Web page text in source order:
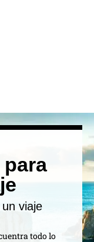
viaje
todo lo